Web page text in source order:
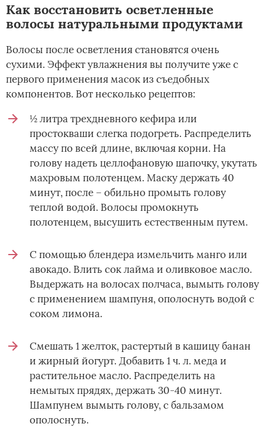
Как восстановить осветленные
волосы натуральными продуктами
Волосы после осветления становятся очень
сухими. Эффект увлажнения вы получите уже с
первого применения масок из съедобных
компонентов. Вот несколько рецептов:
½ литра трехдневного кефира или
простокваши слегка подогреть. Распределить
массу по всей длине, включая корни. На
голову надеть целлофановую шапочку, укутать
махровым полотенцем. Маску держать 40
минут, после – обильно промыть голову
теплой водой. Волосы промокнуть
полотенцем, высушить естественным путем.
С помощью блендера измельчить манго или
авокадо. Влить сок лайма и оливковое масло.
Выдержать на волосах полчаса, вымыть голову
с применением шампуня, ополоснуть водой с
соком лимона.
Смешать 1 желток, растертый в кашицу банан
и жирный йогурт. Добавить 1 ч. л. меда и
растительное масло. Распределить на
немытых прядях, держать 30-40 минут.
Шампунем вымыть голову, с бальзамом
ополоснуть.